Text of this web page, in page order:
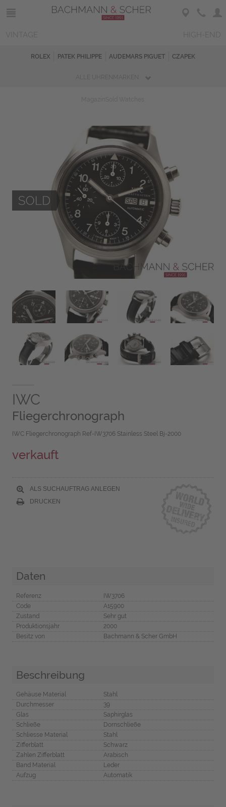
ROLEX PATEK PHILIPPE AUDEMARS PIGUET CZAPEK
IWC
Fliegerchronograph
IWC Fliegerchronograph Ref-IW3706 Stainless Steel Bj-2000
verkauft
ALS SUCHAUFTRAG ANLEGEN
DRUCKEN
Daten
Referenz
IW3706
Code
A15900
Zustand
Sehr gut
Produktionsjahr
2000
Besitz von
Bachmann & Scher GmbH
Beschreibung
Gehäuse Material
Stahl
Durchmesser
39
Glas
Saphirglas
Schließe
Dornschließe
Schliesse Material
Stahl
Zifferblatt
Schwarz
Zahlen Zifferblatt
Arabisch
Band Material
Leder
Aufzug
Automatik